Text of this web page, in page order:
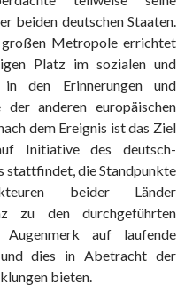
beiden deutschen Staaten.
Metropole errichtet
Platz im sozialen und
den Erinnerungen und
anderen europäischen
dem Ereignis ist das Ziel
Initiative des deutsch-
die Standpunkte
beider Länder
zu den durchgeführten
auf laufende
und dies in Abetracht der
bieten.